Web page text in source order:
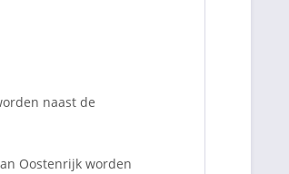
naast de
Oostenrijk worden